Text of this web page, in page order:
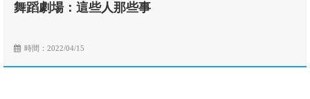
舞蹈劇場：這些人那些事
時間：2022/04/15